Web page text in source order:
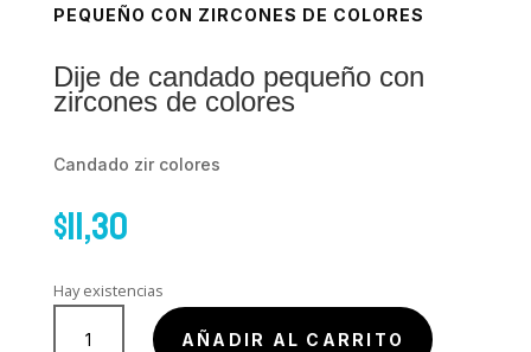
PEQUEÑO CON ZIRCONES DE COLORES
Dije de candado pequeño con
zircones de colores
Candado zir colores
$11,30
Hay existencias
Dije
AÑADIR AL CARRITO